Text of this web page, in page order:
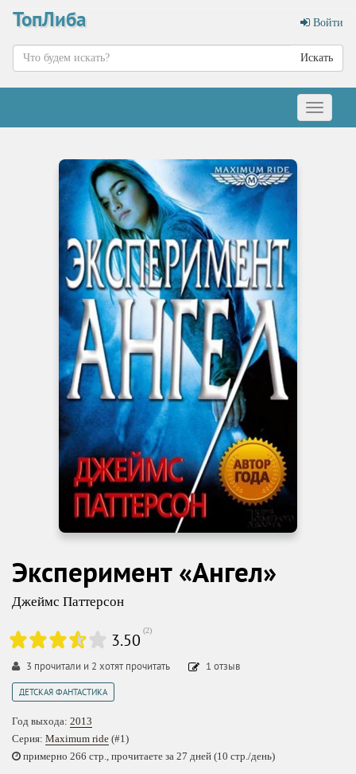
ТопЛиба Войти
Искать
Меню
Эксперимент «Ангел»
Джеймс Паттерсон
3.50 (2)
3 прочитали и 2 хотят прочитать 1 отзыв
ДЕТСКАЯ ФАНТАСТИКА
Год выхода: 2013
Серия: Maximum ride (#1)
примерно 266 стр., прочитаете за 27 дней (10 стр./день)